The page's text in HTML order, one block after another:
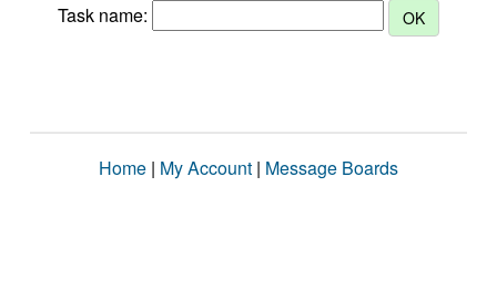
Task name:
Home | My Account | Message Boards